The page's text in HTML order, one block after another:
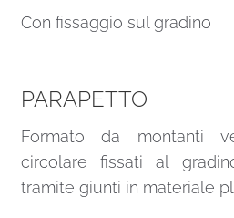
Con fissaggio sul gradino
PARAPETTO
Formato da montanti
circolare fissati al
tramite giunti in materiale